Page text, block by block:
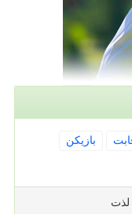
بازیكن
لذت